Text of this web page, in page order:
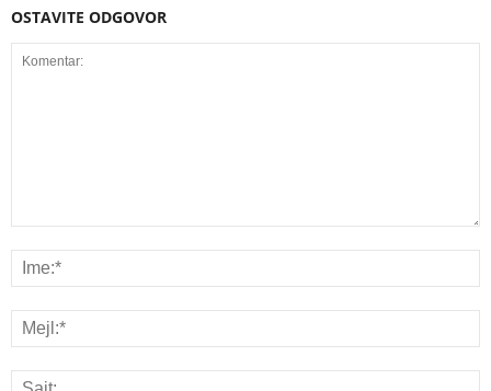
OSTAVITE ODGOVOR